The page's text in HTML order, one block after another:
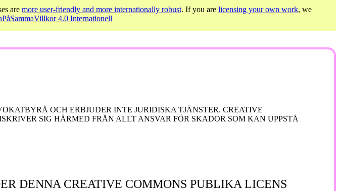
are more user-friendly and more internationally robust. If you are licensing your own work, we
4.0 Internationell
OCH ERBJUDER INTE JURIDISKA TJÄNSTER. CREATIVE
SIG HÄRMED FRÅN ALLT ANSVAR FÖR SKADOR SOM KAN UPPSTÅ
DENNA CREATIVE COMMONS PUBLIKA LICENS